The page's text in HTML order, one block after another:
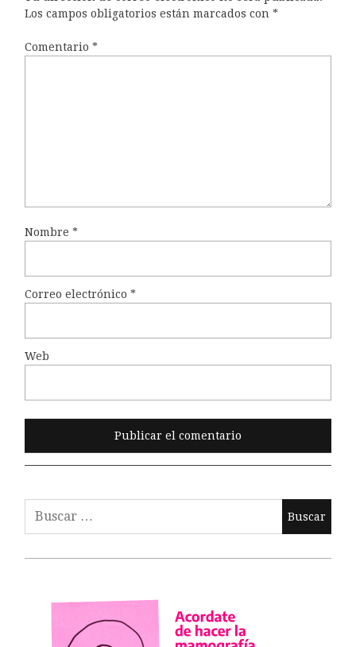
Los campos obligatorios están marcados con *
Comentario *
Nombre *
Correo electrónico *
Web